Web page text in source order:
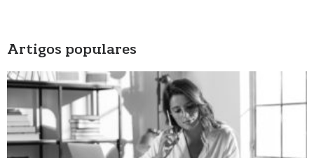
Artigos populares